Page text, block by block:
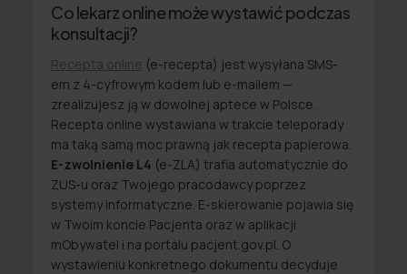
Co lekarz online może wystawić podczas
konsultacji?
Recepta online (e-recepta) jest wysyłana SMS-
em z 4-cyfrowym kodem lub e-mailem —
zrealizujesz ją w dowolnej aptece w Polsce.
Recepta online wystawiana w trakcie teleporady
ma taką samą moc prawną jak recepta papierowa.
E-zwolnienie L4 (e-ZLA) trafia automatycznie do
ZUS-u oraz Twojego pracodawcy poprzez
systemy informatyczne. E-skierowanie pojawia się
w Twoim koncie Pacjenta oraz w aplikacji
mObywatel i na portalu pacjent.gov.pl. O
wystawieniu konkretnego dokumentu decyduje